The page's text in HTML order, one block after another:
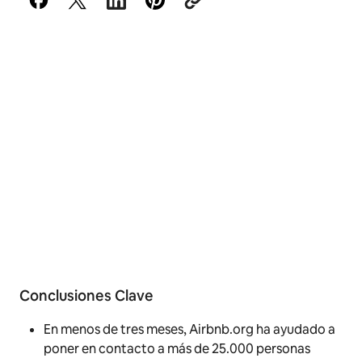
Conclusiones Clave
En menos de tres meses, Airbnb.org ha ayudado a
poner en contacto a más de 25.000 personas